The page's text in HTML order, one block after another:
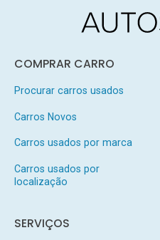
COMPRAR CARRO
Procurar carros usados
Carros Novos
Carros usados por marca
Carros usados por
localização
SERVIÇOS